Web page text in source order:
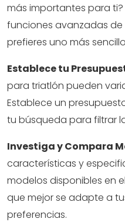
más importantes para
funciones avanzadas de
prefieres uno más
Establece tu
para triatlón pueden
Establece un
tu búsqueda para filtrar
Investiga y Compara
características y
modelos disponibles en
que mejor se adapte a
preferencias.